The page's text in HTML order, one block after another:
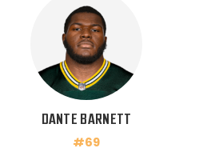
DANTE BARNETT
#69